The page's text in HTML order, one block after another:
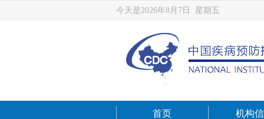
今天是2026年8月7日 星期五
首页 机构